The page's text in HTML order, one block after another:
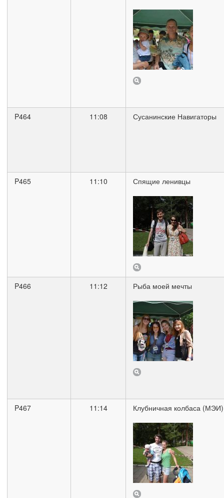
P464 11:08 Сусанинские Навигаторы
P465 11:10 Спящие ленивцы
P466 11:12 Рыба моей мечты
P467 11:14 Клубничная колбаса (МЭИ)